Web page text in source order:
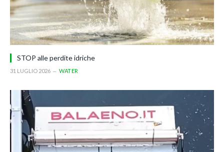
STOP alle perdite idriche
31 LUGLIO 2026 WATER